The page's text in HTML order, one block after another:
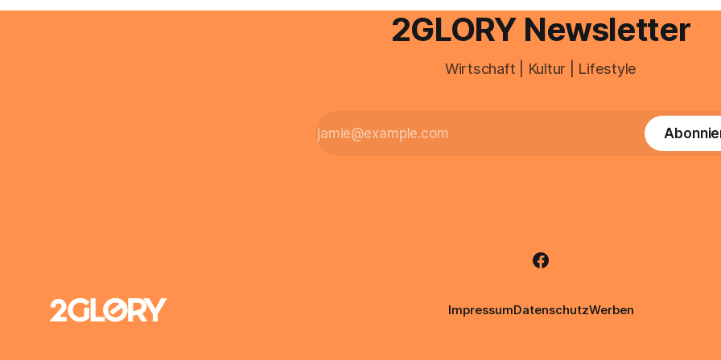
Intensivpflege bietet genau diese
zahlt sich professionelle Unterstützung
2GLORY Newsletter
Wirtschaft | Kultur | Lifestyle
ImpressumDatenschutzWerben